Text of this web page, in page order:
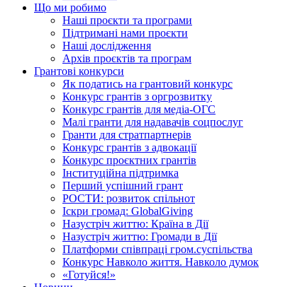
Що ми робимо
Наші проєкти та програми
Підтримані нами проєкти
Наші дослідження
Архів проєктів та програм
Грантові конкурси
Як податись на грантовий конкурс
Конкурс грантів з оргрозвитку
Конкурс грантів для медіа-ОГС
Малі гранти для надавачів соцпослуг
Гранти для стратпартнерів
Конкурс грантів з адвокації
Конкурс проєктних грантів
Інституційна підтримка
Перший успішний грант
РОСТИ: розвиток спільнот
Іскри громад: GlobalGiving
Назустріч життю: Країна в Дії
Назустріч життю: Громади в Дії
Платформи співпраці гром.суспільства
Конкурс Навколо життя. Навколо думок
«Готуйся!»